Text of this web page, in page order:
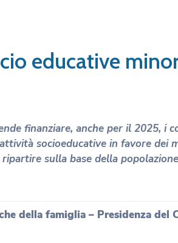
educative
finanziare, anche per il 2025, i
socioeducative in favore dei
sulla base della
della famiglia – Presidenza del